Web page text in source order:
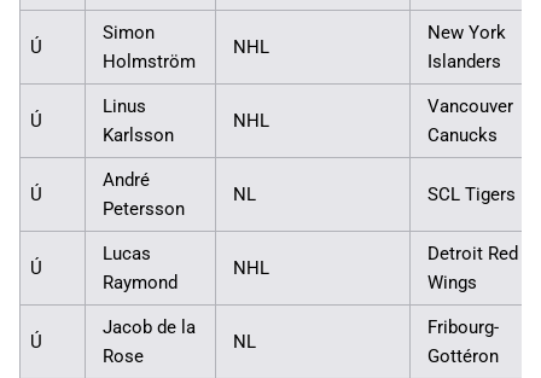
Ú
Simon
Holmström
NHL
New York
Islanders
Ú
Linus
Karlsson
NHL
Vancouver
Canucks
Ú
André
Petersson
NL SCL Tigers
Ú
Lucas
Raymond
NHL
Detroit Red
Wings
Ú
Jacob de la
Rose
NL
Fribourg-
Gottéron